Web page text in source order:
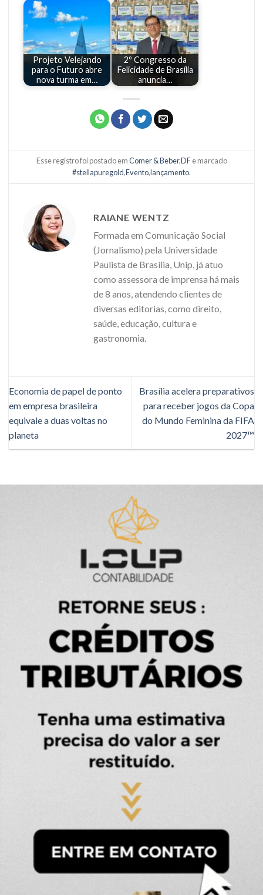
Projeto Velejando
para o Futuro abre
nova turma em…
2º Congresso da
Felicidade de Brasília
anuncia…
Esse registro foi postado emComer & Beber,DFe marcado
#stellapuregold,Evento,lançamento.
RAIANE WENTZ
Formada em Comunicação Social
(Jornalismo) pela Universidade
Paulista de Brasília, Unip, já atuo
como assessora de imprensa há mais
de 8 anos, atendendo clientes de
diversas editorias, como direito,
saúde, educação, cultura e
gastronomia.
Economia de papel de ponto
em empresa brasileira
equivale a duas voltas no
planeta
Brasília acelera preparativos
para receber jogos da Copa
do Mundo Feminina da FIFA
2027™